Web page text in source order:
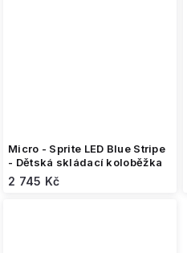
Micro - Sprite LED Blue Stripe
- Dětská skládací koloběžka
2 745 Kč